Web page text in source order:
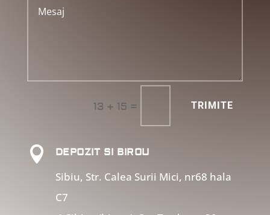
13 + 15 = TRIMITE
 DEPOZIT SI BIROU
Sibiu, Str. Calea Surii Mici, nr68 hala
C7